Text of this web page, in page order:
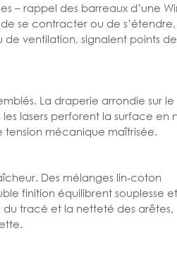
– rappel des barreaux d’une
se contracter ou de s’étendre,
de ventilation, signalent points de
La draperie arrondie sur le
lasers perforent la surface en
tension mécanique maîtrisée.
Des mélanges lin‑coton
finition équilibrent souplesse et
tracé et la netteté des arêtes,